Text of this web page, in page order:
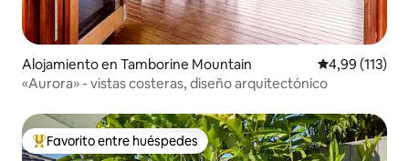
Alojamiento en Tamborine Mountain Calificación
4,99 (113)
«Aurora» - vistas costeras, diseño arquitectónico
Favorito entre los huéspedes más destacados
Favorito entre huéspedes